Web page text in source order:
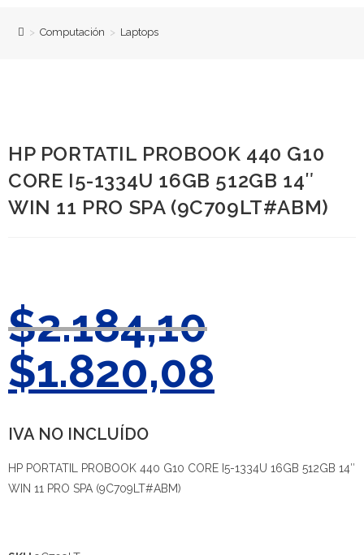
> Computación > Laptops
HP PORTATIL PROBOOK 440 G10
CORE I5-1334U 16GB 512GB 14″
WIN 11 PRO SPA (9C709LT#ABM)
$2.184,10
$1.820,08
IVA NO INCLUÍDO
HP PORTATIL PROBOOK 440 G10 CORE I5-1334U 16GB 512GB 14″
WIN 11 PRO SPA (9C709LT#ABM)